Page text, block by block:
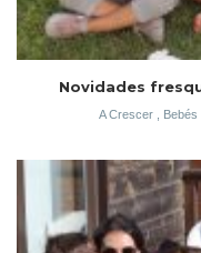
Novidades
A Crescer, Bebés